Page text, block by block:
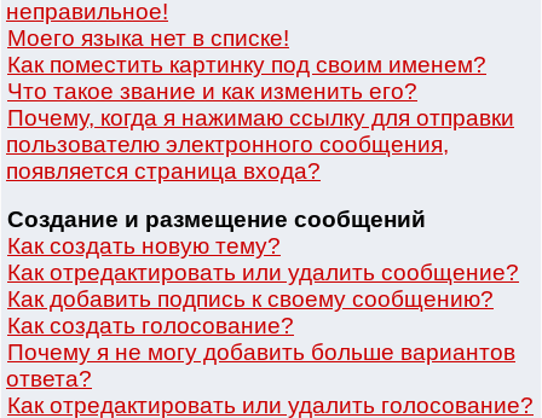
неправильное!
Моего языка нет в списке!
Как поместить картинку под своим именем?
Что такое звание и как изменить его?
Почему, когда я нажимаю ссылку для отправки
пользователю электронного сообщения,
появляется страница входа?
Создание и размещение сообщений
Как создать новую тему?
Как отредактировать или удалить сообщение?
Как добавить подпись к своему сообщению?
Как создать голосование?
Почему я не могу добавить больше вариантов
ответа?
Как отредактировать или удалить голосование?